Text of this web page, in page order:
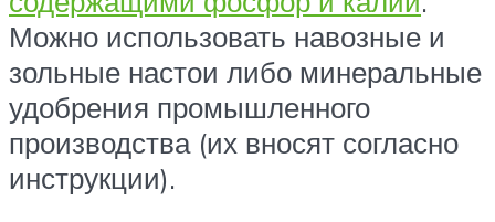
Можно использовать навозные и
зольные настои либо минеральные
удобрения промышленного
производства (их вносят согласно
инструкции).